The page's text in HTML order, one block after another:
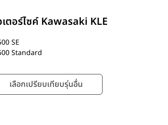
ตอร์ไซค์ Kawasaki KLE
SE
Standard
เลือกเปรียบเทียบรุ่นอื่น